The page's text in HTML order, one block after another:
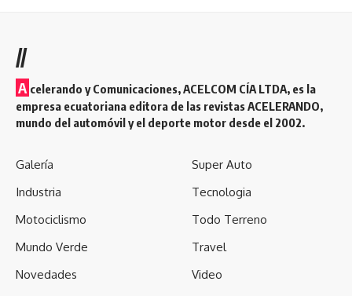
//
A celerando y Comunicaciones, ACELCOM CÍA LTDA, es la
empresa ecuatoriana editora de las revistas ACELERANDO,
mundo del automóvil y el deporte motor desde el 2002.
Galería
Industria
Motociclismo
Mundo Verde
Novedades
Super Auto
Tecnologia
Todo Terreno
Travel
Video